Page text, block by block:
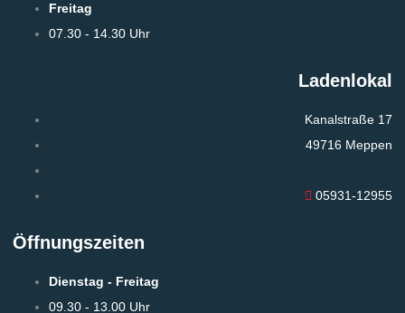
Freitag
07.30 - 14.30 Uhr
Ladenlokal
Kanalstraße 17
49716 Meppen
05931-12955
Öffnungszeiten
Dienstag - Freitag
09.30 - 13.00 Uhr